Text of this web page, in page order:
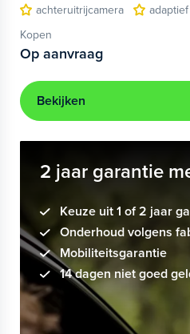
achteruitrijcamera
Kopen
Op aanvraag
Bekijken
2 jaar garantie
Keuze uit 1 of 2 jaar
Onderhoud volgens
Mobiliteitsgarantie
14 dagen niet goed